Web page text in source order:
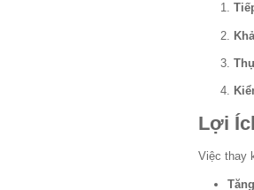
Lợi
Việc thay